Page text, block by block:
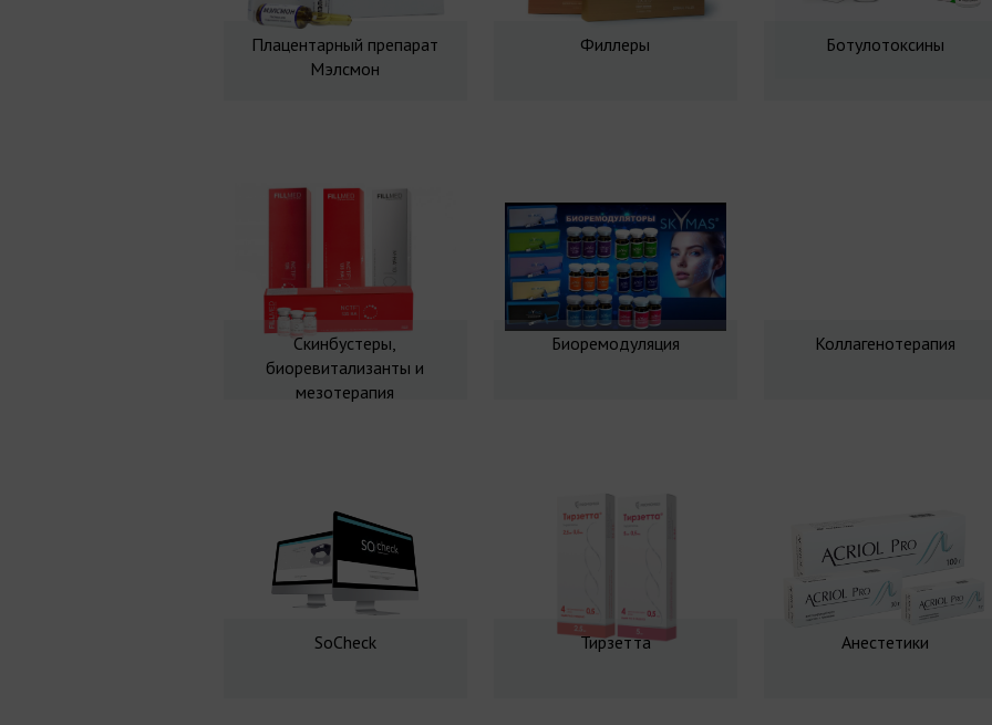
Плацентарный препарат
Мэлсмон
Филлеры Ботулотоксины
Скинбустеры,
биоревитализанты и
мезотерапия
Биоремодуляция Коллагенотерапия
SoCheck Тирзетта Анестетики